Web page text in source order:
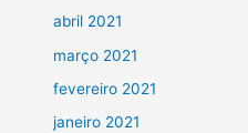
abril 2021
março 2021
fevereiro 2021
janeiro 2021